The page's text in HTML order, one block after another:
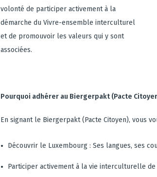
volonté de participer activement à la
démarche du Vivre-ensemble interculturel
et de promouvoir les valeurs qui y sont
associées.
Pourquoi adhérer au Biergerpakt (Pacte
En signant le Biergerpakt (Pacte Citoyen), vous
Découvrir le Luxembourg : Ses langues, ses
Participer activement à la vie interculturelle de